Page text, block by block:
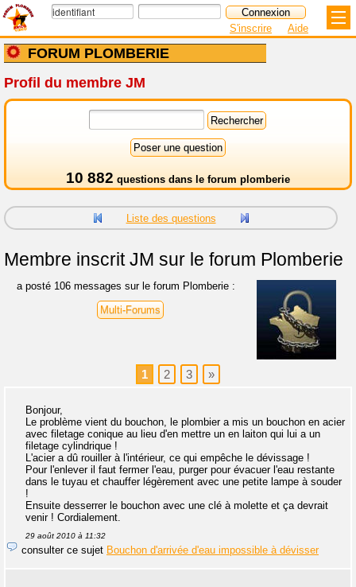
FORUM PLOMBERIE
S'inscrire Aide
Profil du membre JM
10 882 questions dans le forum plomberie
Liste des questions
Membre inscritJM sur le forum Plomberie
a posté 106 messages sur le forum Plomberie :
Multi-Forums
1 2 3 »
Bonjour,
Le problème vient du bouchon, le plombier a mis un bouchon en acier
avec filetage conique au lieu d'en mettre un en laiton qui lui a un
filetage cylindrique !
L'acier a dû rouiller à l'intérieur, ce qui empêche le dévissage !
Pour l'enlever il faut fermer l'eau, purger pour évacuer l'eau restante
dans le tuyau et chauffer légèrement avec une petite lampe à souder
!
Ensuite desserrer le bouchon avec une clé à molette et ça devrait
venir ! Cordialement.
29 août 2010 à 11:32
consulter ce sujet Bouchon d'arrivée d'eau impossible à dévisser